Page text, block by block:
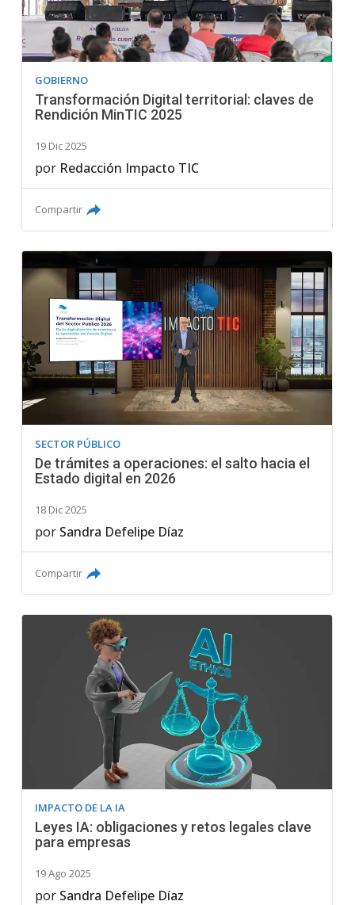
GOBIERNO
Transformación Digital territorial: claves de
Rendición MinTIC 2025
19 Dic 2025
por Redacción Impacto TIC
Compartir
SECTOR PÚBLICO
De trámites a operaciones: el salto hacia el
Estado digital en 2026
18 Dic 2025
por Sandra Defelipe Díaz
Compartir
IMPACTO DE LA IA
Leyes IA: obligaciones y retos legales clave
para empresas
19 Ago 2025
por Sandra Defelipe Díaz